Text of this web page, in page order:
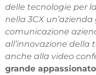
delle tecnologie per
nella 3CX
comunicazione
all’innovazione della
anche alla video
grande